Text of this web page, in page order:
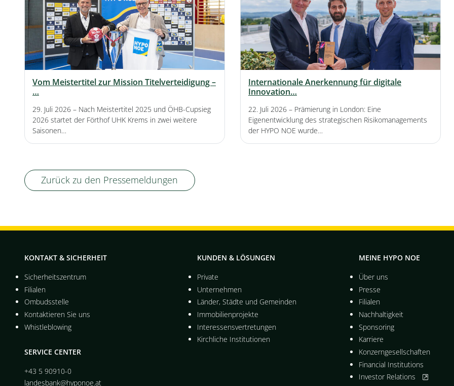
Vom Meistertitel zur Mission Titelverteidigung –
…
29. Juli 2026 – Nach Meistertitel 2025 und ÖHB-Cupsieg
2026 startet der Förthof UHK Krems in zwei weitere
Saisonen…
Internationale Anerkennung für digitale
Innovation…
22. Juli 2026 – Prämierung in London: Eine
Eigenentwicklung des strategischen Risikomanagements
der HYPO NOE wurde…
Zurück zu den Pressemeldungen
KONTAKT & SICHERHEIT
Sicherheitszentrum
Filialen
Ombudsstelle
Kontaktieren Sie uns
Whistleblowing
SERVICE CENTER
+43 5 90910-0
landesbank@hyponoe.at
KUNDEN & LÖSUNGEN
Private
Unternehmen
Länder, Städte und Gemeinden
Immobilienprojekte
Interessensvertretungen
Kirchliche Institutionen
MEINE HYPO NOE
Über uns
Presse
Filialen
Nachhaltigkeit
Sponsoring
Karriere
Konzerngesellschaften
Financial Institutions
Investor Relations , öffnet